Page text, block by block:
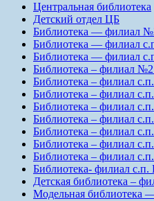
Центральная библиотека
Детский отдел ЦБ
Библиотека — филиал
Библиотека — филиал
Библиотека — филиал
Библиотека – филиал
Библиотека – филиал
Библиотека – филиал
Библиотека – филиал
Библиотека – филиал
Библиотека – филиал
Библиотека – филиал
Библиотека – филиал
Библиотека- филиал
Детская библиотека –
Модельная библиотека